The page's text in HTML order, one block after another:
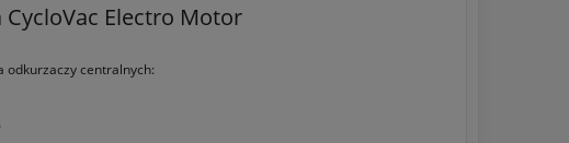
CycloVac Electro Motor
odkurzaczy centralnych: